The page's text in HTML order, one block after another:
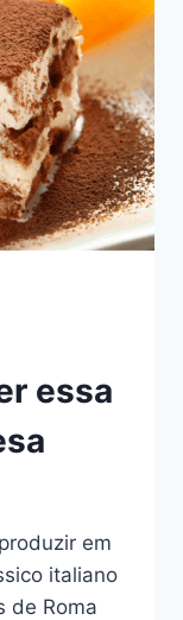
essa
em
italiano
de Roma